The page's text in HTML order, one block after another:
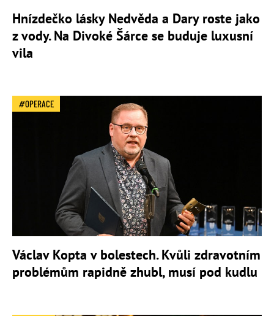
Hnízdečko lásky Nedvěda a Dary roste jako
z vody. Na Divoké Šárce se buduje luxusní
vila
OPERACE
Václav Kopta v bolestech. Kvůli zdravotním
problémům rapidně zhubl, musí pod kudlu